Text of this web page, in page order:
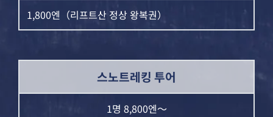
1,800엔（리프트산 정상 왕복권）
스노트레킹 투어
1명 8,800엔～